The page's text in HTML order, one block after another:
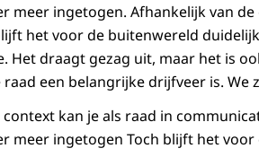
meer ingetogen. Afhankelijk van
het voor de buitenwereld
Het draagt gezag uit, maar het is
een belangrijke drijfveer is.
kan je als raad in
meer ingetogen Toch blijft het